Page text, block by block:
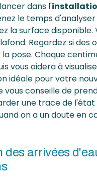
dans l'
le temps
la surface disponible.
Regardez si des
pose. Chaque
vous aidera à
idéale pour votre
vous conseille de
une trace de l'état
on a un doute en
arrivées